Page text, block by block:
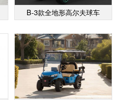
B-3款全地形高尔夫球车